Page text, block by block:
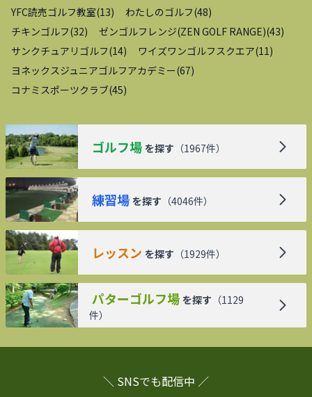
YFC読売ゴルフ教室(13) わたしのゴルフ(48)
チキンゴルフ(32) ゼンゴルフレンジ(ZEN GOLF RANGE)(43)
サンクチュアリゴルフ(14) ワイズワンゴルフスクエア(11 )
ヨネックスジュニアゴルフアカデミー(67)
コナミスポーツクラブ(45)
ゴルフ場 を探す （1967件）
練習場 を探す （4046件）
レッスン を探す （1929件）
パターゴルフ場 を探す （1129
件）
＼ SNSでも配信中 ／